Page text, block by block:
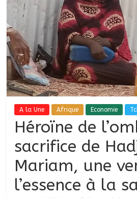
A la Une Afrique Economie
Héroïne de
sacrifice de
Mariam, une
l’essence à la